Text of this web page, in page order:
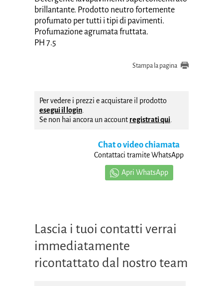
brillantante. Prodotto neutro fortemente
profumato per tutti i tipi di pavimenti.
Profumazione agrumata fruttata.
PH 7.5
Stampa la pagina
Per vedere i prezzi e acquistare il prodotto
esegui il login
Se non hai ancora un account registrati qui
Chat o video chiamata
Contattaci tramite WhatsApp
Apri WhatsApp
Lascia i tuoi contatti verrai
immediatamente
ricontattato dal nostro team